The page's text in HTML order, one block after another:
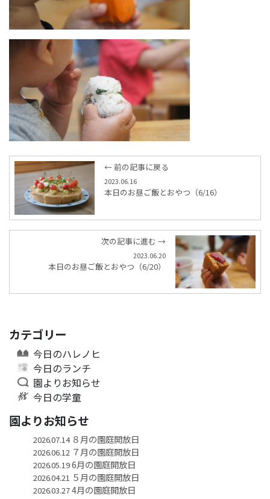
← 前の記事に戻る
2023.06.16
本日のお昼ご飯とおやつ（6/16）
次の記事に進む →
2023.06.20
本日のお昼ご飯とおやつ（6/20）
カテゴリー
今日のハレノヒ
今日のランチ
園よりお知らせ
今日の学童
園よりお知らせ
2026.07.14８月の園庭開放日
2026.06.12 ７月の園庭開放日
2026.05.196月の園庭開放日
2026.04.21 ５月の園庭開放日
2026.03.274月の園庭開放日